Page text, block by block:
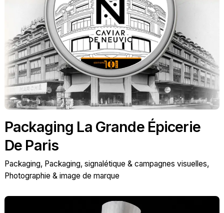
Packaging La Grande Épicerie
De Paris
Packaging Packaging, signalétique & campagnes visuelles
Photographie & image de marque